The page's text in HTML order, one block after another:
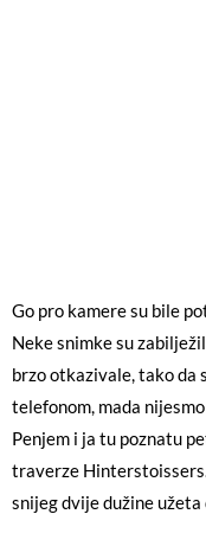
Go pro kamere su bile
Neke snimke su
brzo otkazivale, tako da
telefonom, mada
Penjem i ja tu poznatu
traverze
snijeg dvije dužine